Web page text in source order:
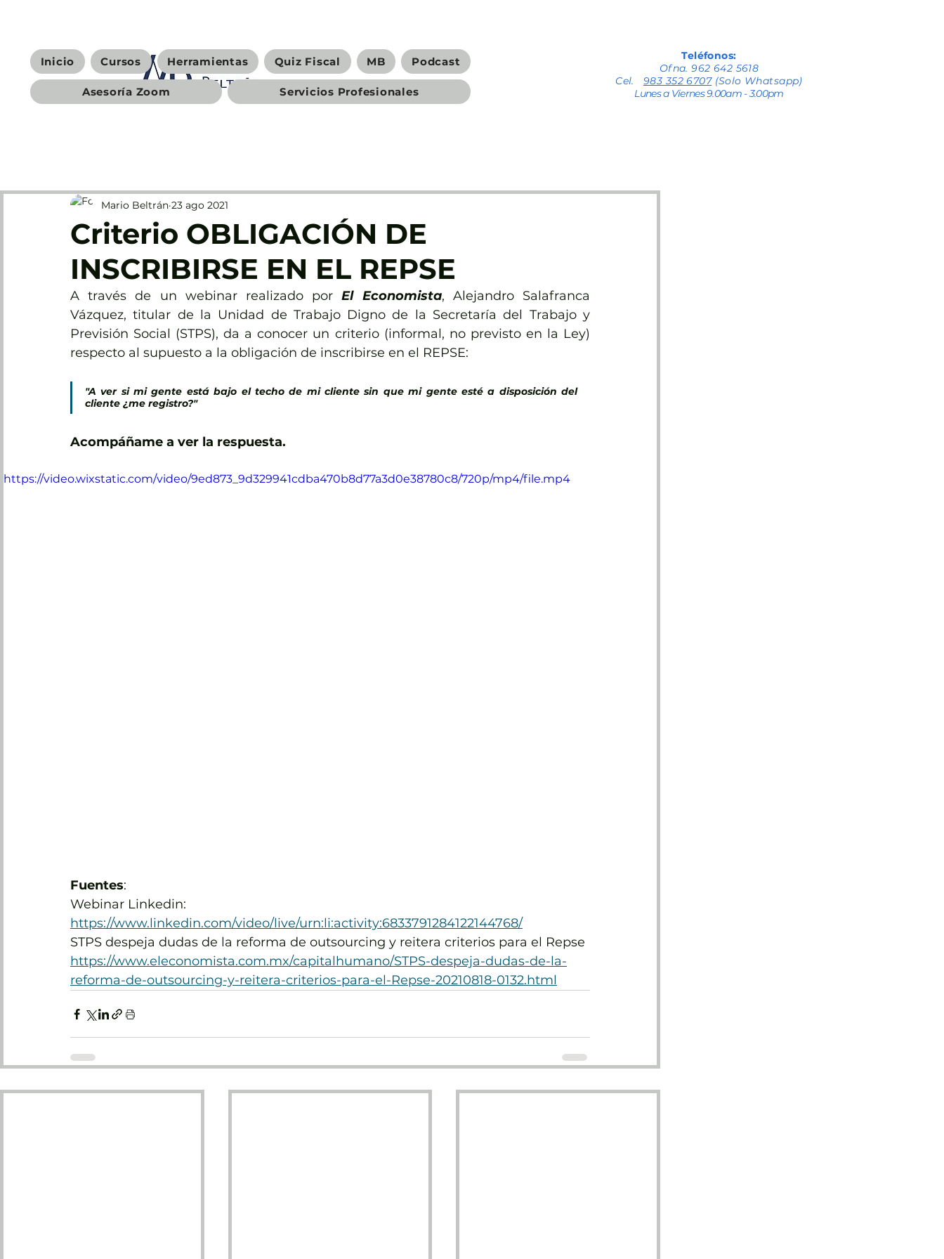
Inicio Cursos Herramientas Quiz Fiscal MB Podcast
Asesoría Zoom Servicios Profesionales
Teléfonos:
Ofna. 962 642 5618
Cel.983 352 6707(Solo Whatsapp)
Lunes a Viernes 9.00am - 3.00pm
Criterio OBLIGACIÓN DE
INSCRIBIRSE EN EL REPSE
Mario Beltrán 23 ago 2021
A través de un webinar realizado por El Economista, Alejandro Salafranca
Vázquez, titular de la Unidad de Trabajo Digno de la Secretaría del Trabajo y
Previsión Social (STPS), da a conocer un criterio (informal, no previsto en la Ley)
respecto al supuesto a la obligación de inscribirse en el REPSE:
"A ver si mi gente está bajo el techo de mi cliente sin que mi gente esté a disposición del
cliente ¿me registro?"
Acompáñame a ver la respuesta.
https://video.wixstatic.com/video/9ed873_9d329941cdba470b8d77a3d0e38780c8/720p/mp4/file.mp4
Fuentes:
Webinar Linkedin:
https://www.linkedin.com/video/live/urn:li:activity:6833791284122144768/
STPS despeja dudas de la reforma de outsourcing y reitera criterios para el Repse
https://www.eleconomista.com.mx/capitalhumano/STPS-despeja-dudas-de-la-
reforma-de-outsourcing-y-reitera-criterios-para-el-Repse-20210818-0132.html